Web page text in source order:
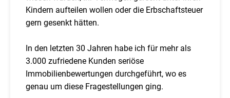
Kindern aufteilen wollen oder die Erbschaftsteuer
gern gesenkt hätten.
In den letzten 30 Jahren habe ich für mehr als
3.000 zufriedene Kunden seriöse
Immobilienbewertungen durchgeführt, wo es
genau um diese Fragestellungen ging.